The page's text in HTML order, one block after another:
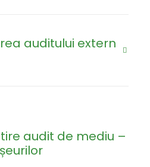
auditului extern
audit de mediu –